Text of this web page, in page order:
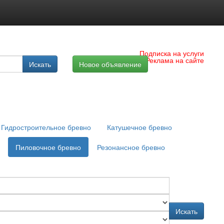
Подписка на услуги
Реклама на сайте
Искать Новое объявление
Гидростроительное бревно
Катушечное бревно
Пиловочное бревно
Резонансное бревно
Искать